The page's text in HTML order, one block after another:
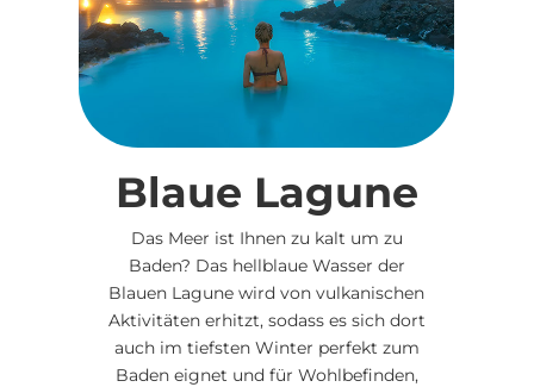
Blaue Lagune
Das Meer ist Ihnen zu kalt um zu
Baden? Das hellblaue Wasser der
Blauen Lagune wird von vulkanischen
Aktivitäten erhitzt, sodass es sich dort
auch im tiefsten Winter perfekt zum
Baden eignet und für Wohlbefinden,